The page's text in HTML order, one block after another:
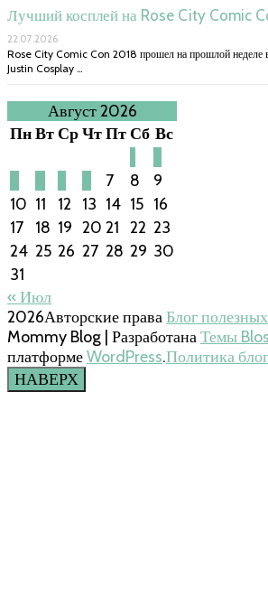
Лучший косплей на Rose City Comic
22.07.2026
Rose City Comic Con 2018 прошел на прошлой неделе
Justin Cosplay …
Август 2026
ПнВтСрЧтПтСб Вс
7 8
9
10 11 12 13 14 15 16
17
18 19 20 21 22 23
24 25 26 27 28 29 30
31
« Июл
2026Авторские праваБлог
Mommy Blog | РазработанаТемы
платформеWordPress.Политика
НАВЕРХ